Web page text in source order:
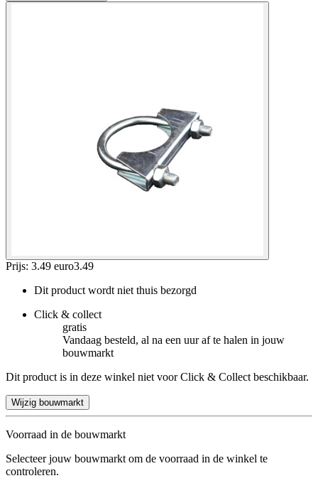
Prijs: 3.49 euro3.49
Dit product wordt niet thuis bezorgd
Click & collect
gratis
Vandaag besteld, al na een uur af te halen in jouw
bouwmarkt
Dit product is in deze winkel niet voor Click & Collect beschikbaar.
Wijzig bouwmarkt
Voorraad in de bouwmarkt
Selecteer jouw bouwmarkt om de voorraad in de winkel te
controleren.